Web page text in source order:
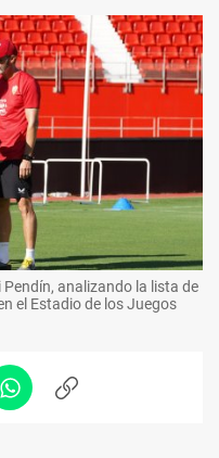
analizando la lista de
el Estadio de los Juegos
WhatsappCopiar